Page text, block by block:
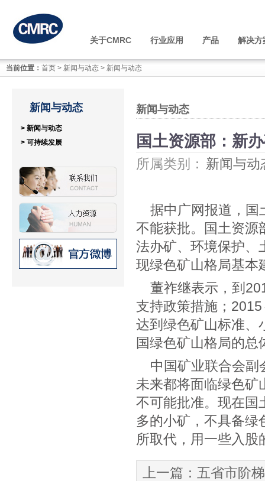
关于CMRC 行业应用 产品 解决方
当前位置： 首页 > 新闻与动态 > 新闻与动态
新闻与动态
> 新闻与动态
> 可持续发展
新闻与动态
国土资源部：新
所属类别： 新闻与动
据中广网报道，国
不能获批。国土资源
法办矿、环境保护、
现绿色矿山格局基本
董祚继表示，到
支持政策措施；
达到绿色矿山标准、
国绿色矿山格局的总
中国矿业联合会副
未来都将面临绿色矿
不可能批准。现在国
多的小矿，不具备绿
所取代，用一些入股
上一篇： 五省市阶